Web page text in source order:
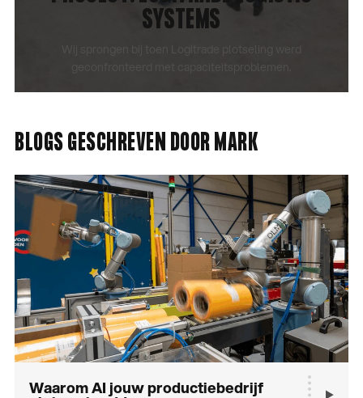
SYSTEMS
Wij sprongen bij toen Logitrade plotseling werd
geconfronteerd met capaciteitsproblemen.
BLOGS GESCHREVEN DOOR MARK
Waarom AI jouw productiebedrijf